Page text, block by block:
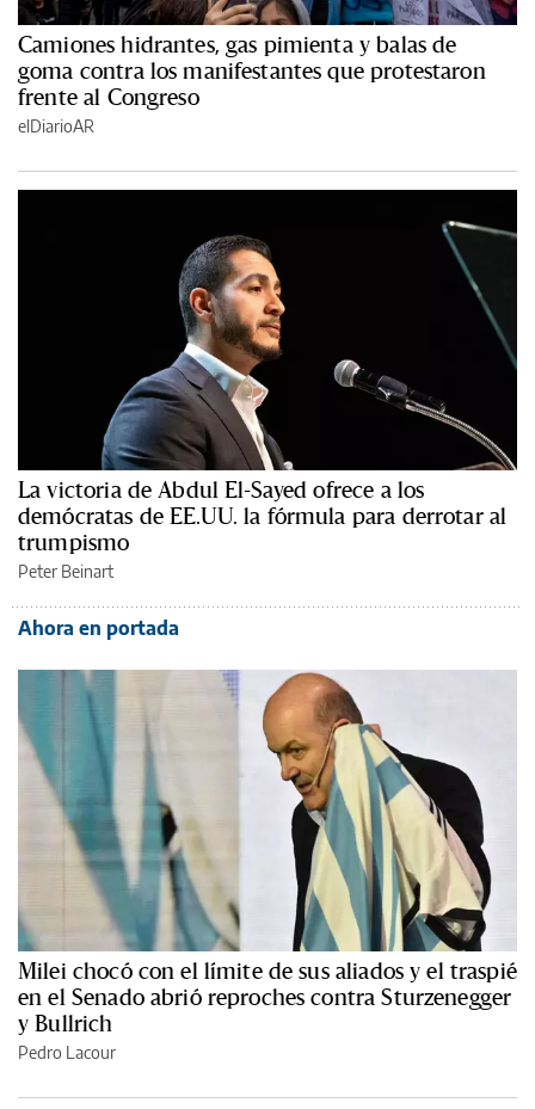
Camiones hidrantes, gas pimienta y balas de
goma contra los manifestantes que protestaron
frente al Congreso
elDiarioAR
La victoria de Abdul El-Sayed ofrece a los
demócratas de EE.UU. la fórmula para derrotar al
trumpismo
Peter Beinart
Ahora en portada
Milei chocó con el límite de sus aliados y el traspié
en el Senado abrió reproches contra Sturzenegger
y Bullrich
Pedro Lacour